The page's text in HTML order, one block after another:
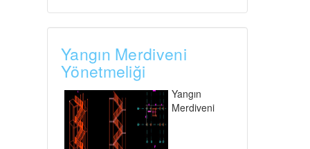
Yangın Merdiveni
Yönetmeliği
Yangın
Merdiveni